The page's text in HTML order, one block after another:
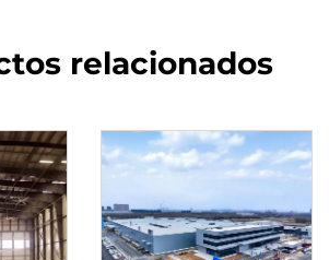
relacionados